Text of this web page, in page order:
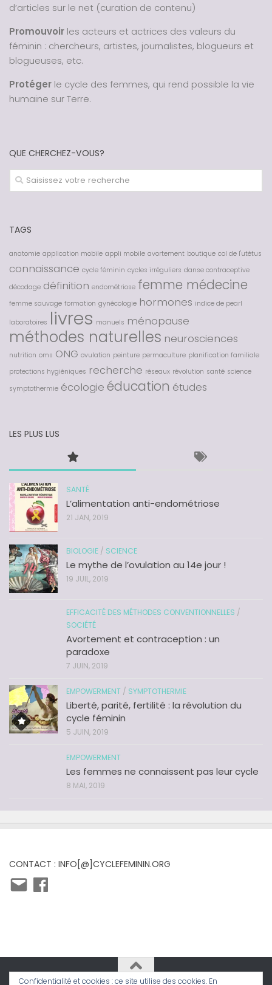
d’articles sur le net (curation de contenu)
Promouvoir les acteurs et actrices des valeurs du
féminin : chercheurs, artistes, journalistes, blogueurs et
blogueuses, etc.
Protéger le cycle des femmes, qui rend possible la vie
humaine sur Terre.
QUE CHERCHEZ-VOUS?
TAGS
anatomie application mobile appli mobile avortement boutique col de l'utétus
connaissance cycle féminin cycles irréguliers danse contraceptive
décodage définition endométriose femme médecine
femme sauvage formation gynécologie hormones indice de pearl
laboratoires livres manuels ménopause
méthodes naturelles neurosciences
nutrition oms ONG ovulation peinture permaculture planification familiale
protections hygiéniques recherche réseaux révolution santé science
symptothermie écologie éducation études
LES PLUS LUS
SANTÉ
L’alimentation anti-endométriose
21 JAN, 2019
BIOLOGIE / SCIENCE
Le mythe de l’ovulation au 14e jour !
19 JUIL, 2019
EFFICACITÉ DES MÉTHODES CONVENTIONNELLES /
SOCIÉTÉ
Avortement et contraception : un
paradoxe
7 JUIN, 2019
EMPOWERMENT / SYMPTOTHERMIE
Liberté, parité, fertilité : la révolution du
cycle féminin
5 JUIN, 2019
EMPOWERMENT
Les femmes ne connaissent pas leur cycle
8 MAI, 2019
CONTACT : INFO[@]CYCLEFEMININ.ORG
E-
mail
Facebook
Confidentialité et cookies : ce site utilise des cookies. En